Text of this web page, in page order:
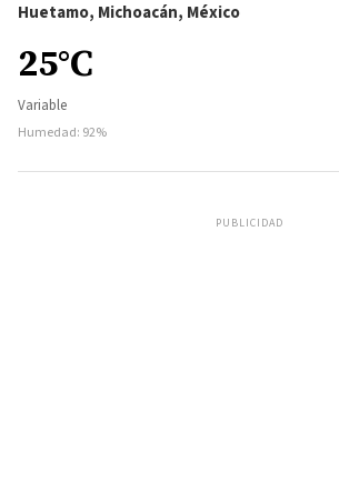
Huetamo, Michoacán, México
25°C
Variable
Humedad: 92%
PUBLICIDAD